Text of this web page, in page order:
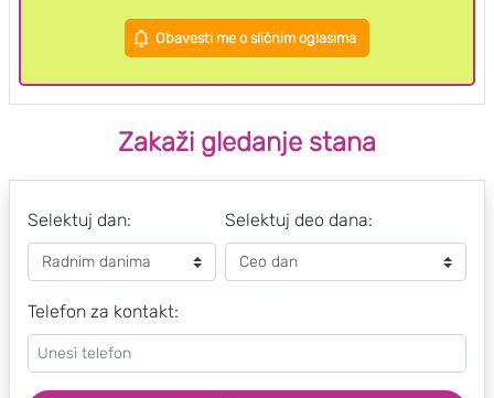
Obavesti me o sličnim oglasima
Zakaži gledanje stana
Selektuj dan: Selektuj deo dana:
Telefon za kontakt: